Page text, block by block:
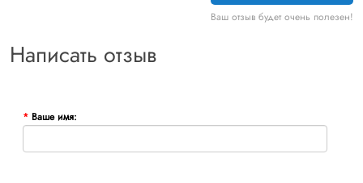
Ваш отзыв будет очень полезен!
Написать отзыв
Ваше имя: